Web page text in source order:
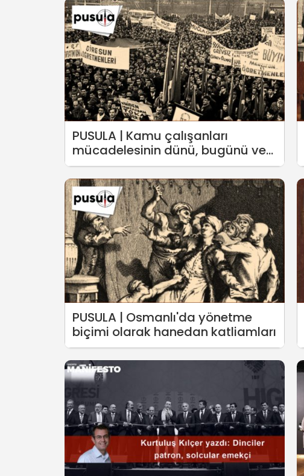
PUSULA | Kamu çalışanları
mücadelesinin dünü, bugünü ve
yarını
PUSULA | Osmanlı'da yönetme
biçimi olarak hanedan katliamları